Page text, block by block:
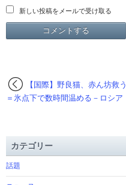
新しい投稿をメールで受け取る
【国際】野良猫、赤ん坊救う
＝氷点下で数時間温める－ロシア
カテゴリー
話題